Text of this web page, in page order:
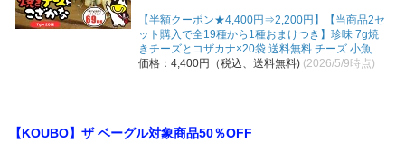
【半額クーポン★4,400円⇒2,200円】【当商品2セ
ット購入で全19種から1種おまけつき】珍味 7g焼
きチーズとコザカナ×20袋 送料無料 チーズ 小魚
価格：4,400円（税込、送料無料) (2026/5/9時点)
【KOUBO】ザ ベーグル対象商品50％OFF